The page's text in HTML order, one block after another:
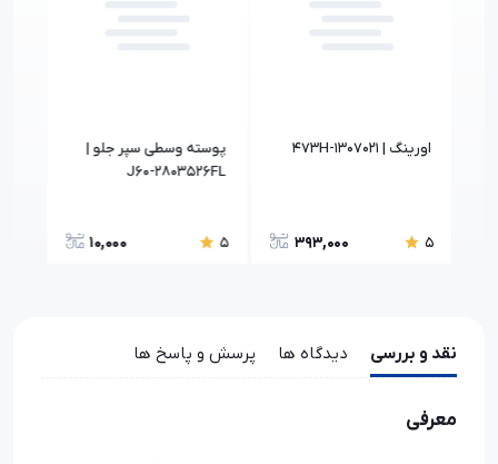
اورينگ | 473H-1307021
5
393,000
پوسته وسطی سپر جلو |
J60-2803526FL
5
10,000
نقد و بررسی دیدگاه ها پرسش و پاسخ ها
معرفی